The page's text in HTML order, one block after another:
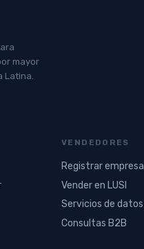
mayor
Latina.
VENDEDORES
Registrar empresa
Vender en LUSI
Servicios de datos
Consultas B2B